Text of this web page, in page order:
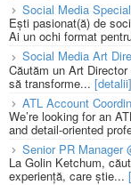
Social Media
Ești pasionat(ă) de
Ai un ochi format
Social Media Art
Căutăm un Art
să transforme... [detalii]
ATL Account
We’re looking for an
and detail-oriented
Senior PR Manager
La Golin Ketchum,
experiență, care știe...